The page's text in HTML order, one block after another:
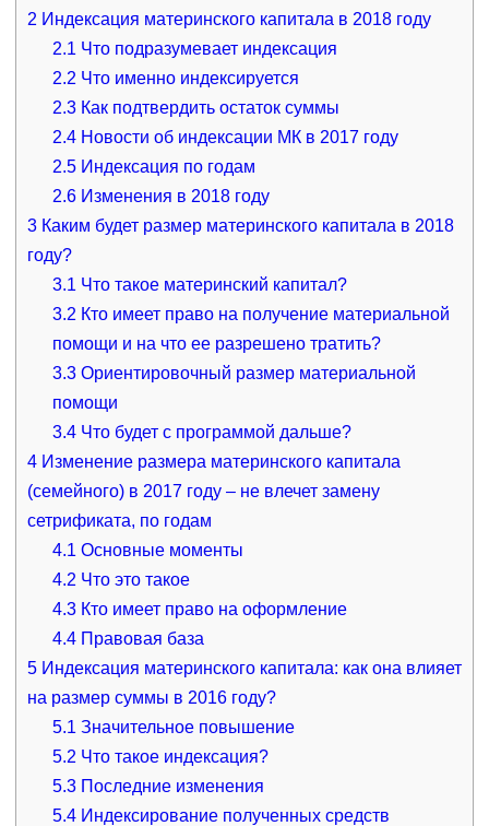
2 Индексация материнского капитала в 2018 году
2.1 Что подразумевает индексация
2.2 Что именно индексируется
2.3 Как подтвердить остаток суммы
2.4 Новости об индексации МК в 2017 году
2.5 Индексация по годам
2.6 Изменения в 2018 году
3Каким будет размер материнского капитала в 2018
году?
3.1 Что такое материнский капитал?
3.2 Кто имеет право на получение материальной
помощи и на что ее разрешено тратить?
3.3 Ориентировочный размер материальной
помощи
3.4 Что будет с программой дальше?
4Изменение размера материнского капитала
(семейного) в 2017 году – не влечет замену
сетрификата, по годам
4.1 Основные моменты
4.2 Что это такое
4.3 Кто имеет право на оформление
4.4 Правовая база
5Индексация материнского капитала: как она влияет
на размер суммы в 2016 году?
5.1 Значительное повышение
5.2 Что такое индексация?
5.3 Последние изменения
5.4 Индексирование полученных средств